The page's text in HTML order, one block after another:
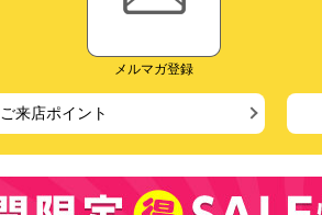
メルマガ登録
ご来店ポイント